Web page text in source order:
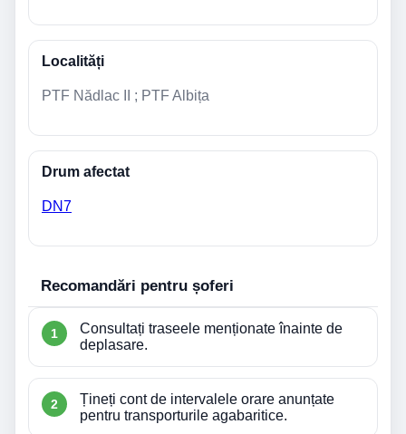
Localități
PTF Nădlac II ; PTF Albița
Drum afectat
DN7
Recomandări pentru șoferi
Consultați traseele menționate înainte de
deplasare.
Țineți cont de intervalele orare anunțate
pentru transporturile agabaritice.